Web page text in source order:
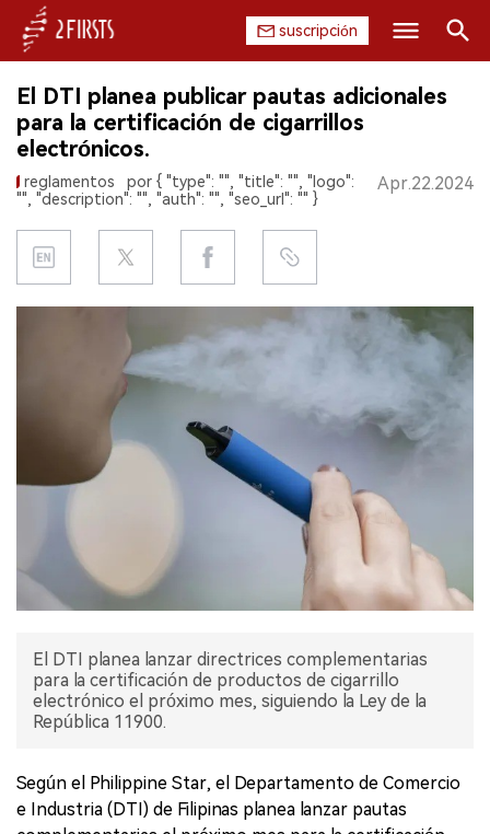
suscripción
INICIO
EMPRESA
REGULACIÓN
EXPOSICIÓN
ENTREVISTA
Buscar
El DTI planea publicar pautas adicionales
para la certificación de cigarrillos
electrónicos.
reglamentos
por { "type": "", "title": "", "logo":
"", "description": "", "auth": "", "seo_url": "" }
Apr.22.2024
El DTI planea lanzar directrices complementarias
para la certificación de productos de cigarrillo
electrónico el próximo mes, siguiendo la Ley de la
República 11900.
Según el Philippine Star, el Departamento de Comercio
e Industria (DTI) de Filipinas planea lanzar pautas